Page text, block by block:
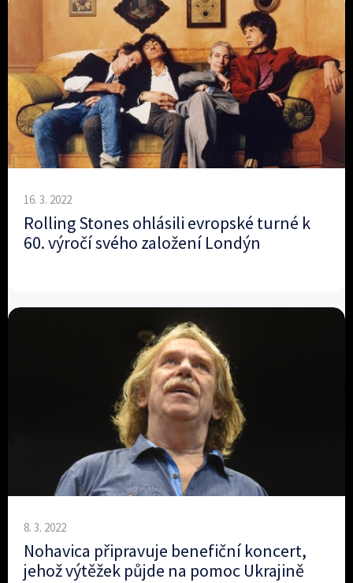
16. 3. 2022
Rolling Stones ohlásili evropské turné k
60. výročí svého založení Londýn
8. 3. 2022
Nohavica připravuje benefiční koncert,
jehož výtěžek půjde na pomoc Ukrajině